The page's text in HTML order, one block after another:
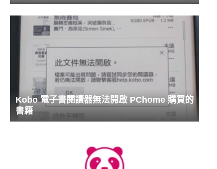
Kobo 電子書閱讀器無法開啟 PChome 購買的
書籍